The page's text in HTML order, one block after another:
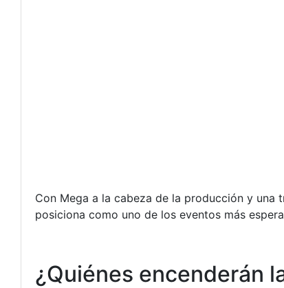
Con Mega a la cabeza de la producción y una
posiciona como uno de los eventos más
¿Quiénes encenderán